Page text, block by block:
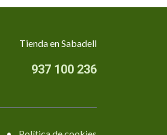
Tienda en Sabadell
937 100 236